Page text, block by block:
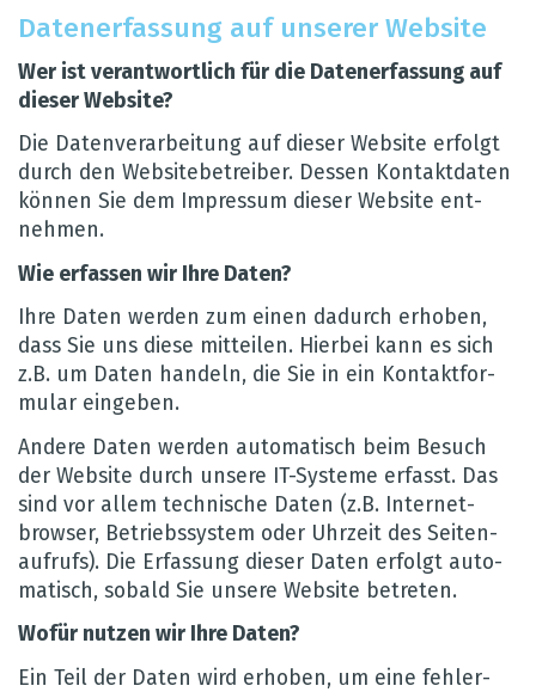
Daten­er­fas­sung auf unse­rer Web­site
Wer ist ver­ant­wort­lich für die Daten­er­fas­sung auf
die­ser Web­site?
Die Daten­ver­ar­bei­tung auf die­ser Web­site erfolgt
durch den Web­site­be­trei­ber. Des­sen Kon­takt­da­ten
kön­nen Sie dem Impres­sum die­ser Web­site ent­
neh­men.
Wie erfas­sen wir Ihre Daten?
Ihre Daten wer­den zum einen dadurch erho­ben,
dass Sie uns diese mit­tei­len. Hier­bei kann es sich
z.B. um Daten han­deln, die Sie in ein Kon­takt­for­
mu­lar ein­ge­ben.
Andere Daten wer­den auto­ma­tisch beim Besuch
der Web­site durch unsere IT-Sys­teme erfasst. Das
sind vor allem tech­ni­sche Daten (z.B. Inter­net­
brow­ser, Betriebs­sys­tem oder Uhr­zeit des Sei­ten­
auf­rufs). Die Erfas­sung die­ser Daten erfolgt auto­
ma­tisch, sobald Sie unsere Web­site betre­ten.
Wofür nut­zen wir Ihre Daten?
Ein Teil der Daten wird erho­ben, um eine feh­ler­